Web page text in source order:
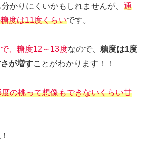
かりにくいかもしれませんが、 通
度は11度くらいです。
、糖度12～13度なので、 糖度は1度
が増すことがわかります！！
の桃って想像もできないくらい甘